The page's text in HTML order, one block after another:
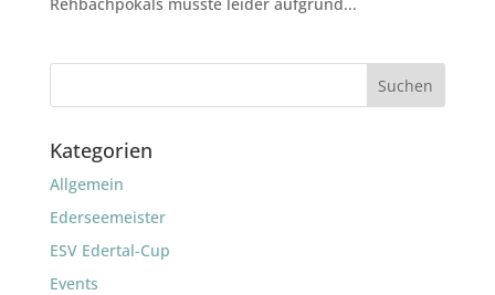
Kategorien
Allgemein
Ederseemeister
ESV Edertal-Cup
Events